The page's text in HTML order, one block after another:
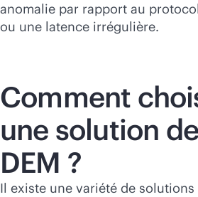
anomalie par rapport au
ou une latence irrégulière.
Comment
une solution de
DEM ?
Il existe une variété de solutions